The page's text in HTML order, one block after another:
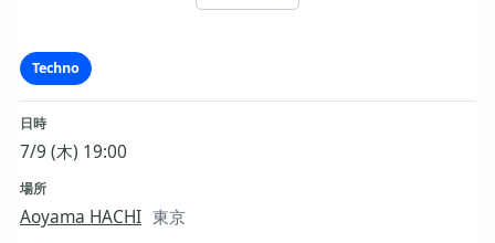
Techno
日時
7/9 (木) 19:00
場所
Aoyama HACHI 東京